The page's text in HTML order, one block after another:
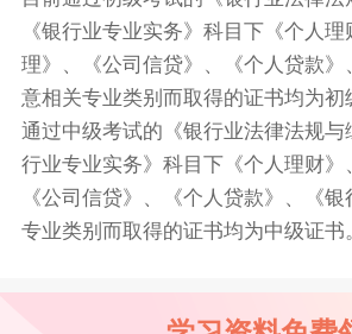
《银行业专业实务》科目下《个人
理》、《公司信贷》、《个人贷款
意相关专业类别而取得的证书均为初
通过中级考试的《银行业法律法规与
行业专业实务》科目下《个人理财》
《公司信贷》、《个人贷款》、《
专业类别而取得的证书均为中级证书